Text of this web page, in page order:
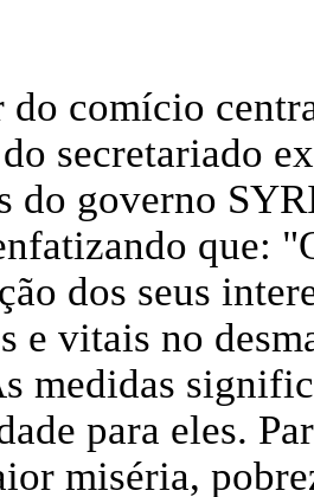
do comício
secretariado
do governo
que:
dos seus
e vitais no
medidas
para eles.
miséria,